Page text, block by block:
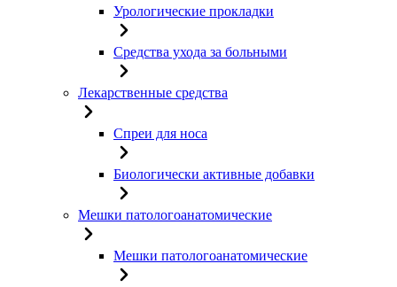
Урологические прокладки
Средства ухода за больными
Лекарственные средства
Спреи для носа
Биологически активные добавки
Мешки патологоанатомические
Мешки патологоанатомические